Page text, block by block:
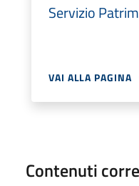
Servizio
VAI ALLA PAGINA
Contenuti